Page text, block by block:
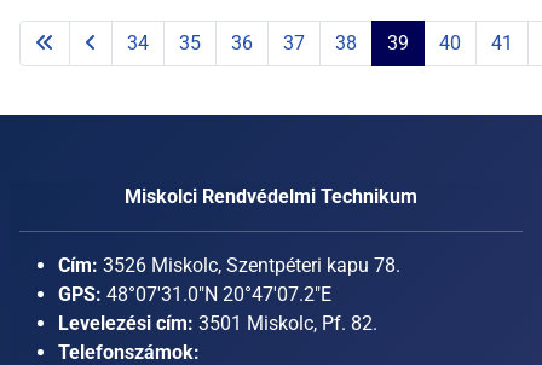
34 35 36 37 38 39 40 41
Miskolci Rendvédelmi Technikum
Cím: 3526 Miskolc, Szentpéteri kapu 78.
GPS: 48°07'31.0"N 20°47'07.2"E
Levelezési cím: 3501 Miskolc, Pf. 82.
Telefonszámok: